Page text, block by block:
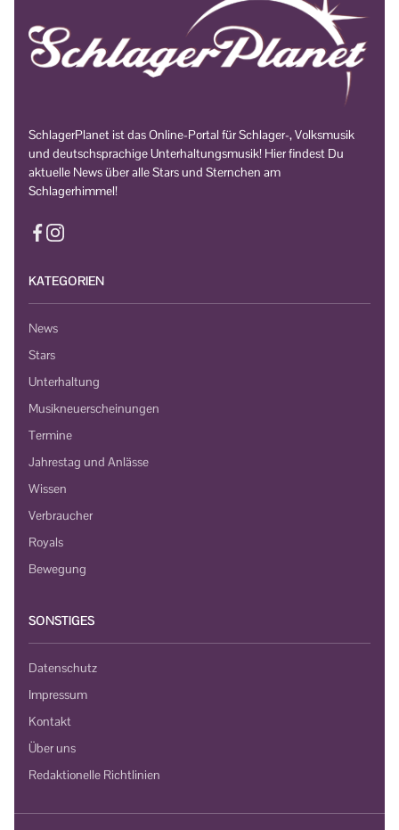
SchlagerPlanet ist das Online-Portal für Schlager-, Volksmusik
und deutschsprachige Unterhaltungsmusik! Hier findest Du
aktuelle News über alle Stars und Sternchen am
Schlagerhimmel!
KATEGORIEN
News
Stars
Unterhaltung
Musikneuerscheinungen
Termine
Jahrestag und Anlässe
Wissen
Verbraucher
Royals
Bewegung
SONSTIGES
Datenschutz
Impressum
Kontakt
Über uns
Redaktionelle Richtlinien